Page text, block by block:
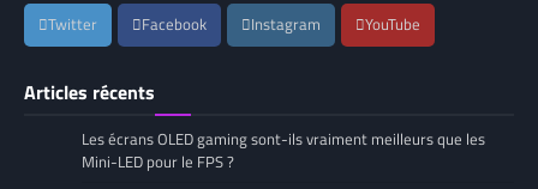
Twitter Facebook Instagram YouTube
Articles récents
Les écrans OLED gaming sont-ils vraiment meilleurs que les
Mini-LED pour le FPS ?